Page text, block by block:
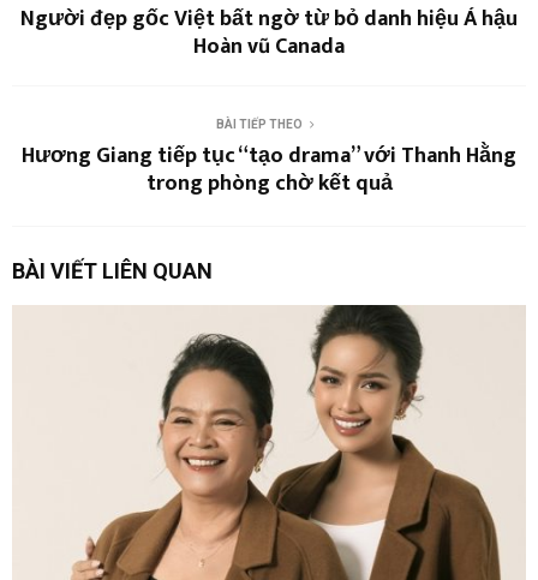
Người đẹp gốc Việt bất ngờ từ bỏ danh hiệu Á hậu
Hoàn vũ Canada
BÀI TIẾP THEO
Hương Giang tiếp tục “tạo drama” với Thanh Hằng
trong phòng chờ kết quả
BÀI VIẾT LIÊN QUAN